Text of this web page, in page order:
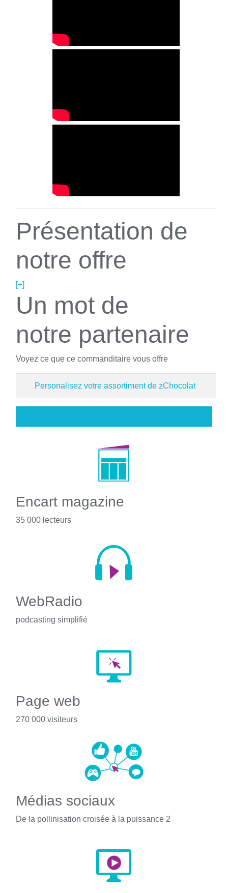
Présentation de
notre offre
[+]
Un mot de
notre partenaire
Voyez ce que ce commanditaire vous offre
Personalisez votre assortiment de zChocolat
Encart magazine
35 000 lecteurs
WebRadio
podcasting simplifié
Page web
270 000 visiteurs
Médias sociaux
De la pollinisation croisée à la puissance 2